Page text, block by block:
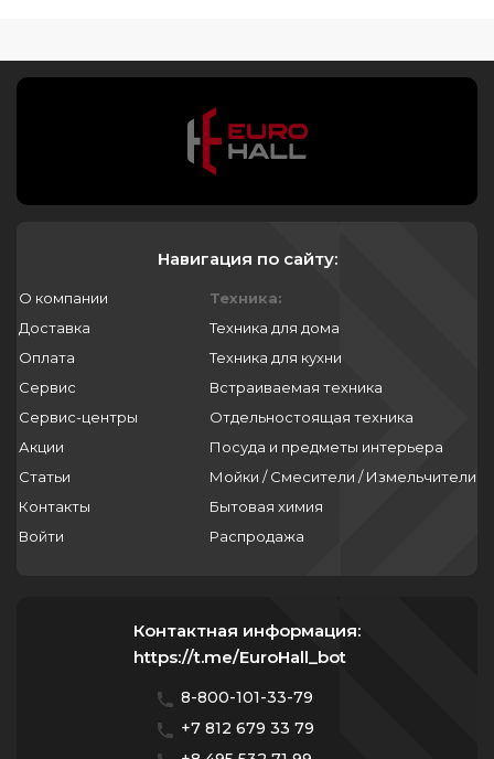
Навигация по сайту:
О компании
Доставка
Оплата
Сервис
Сервис-центры
Акции
Статьи
Контакты
Войти
Техника:
Техника для дома
Техника для кухни
Встраиваемая техника
Отдельностоящая техника
Посуда и предметы интерьера
Мойки / Смесители / Измельчители
Бытовая химия
Распродажа
Контактная информация:
https://t.me/EuroHall_bot
8-800-101-33-79
+7 812 679 33 79